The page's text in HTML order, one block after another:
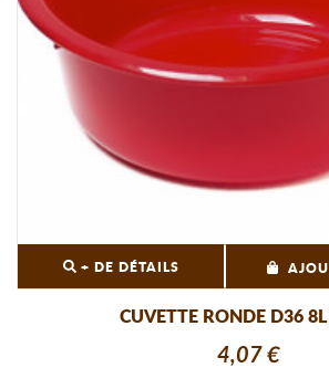
+ DE DÉTAILS
CUVETTE RONDE D36
4,07 €